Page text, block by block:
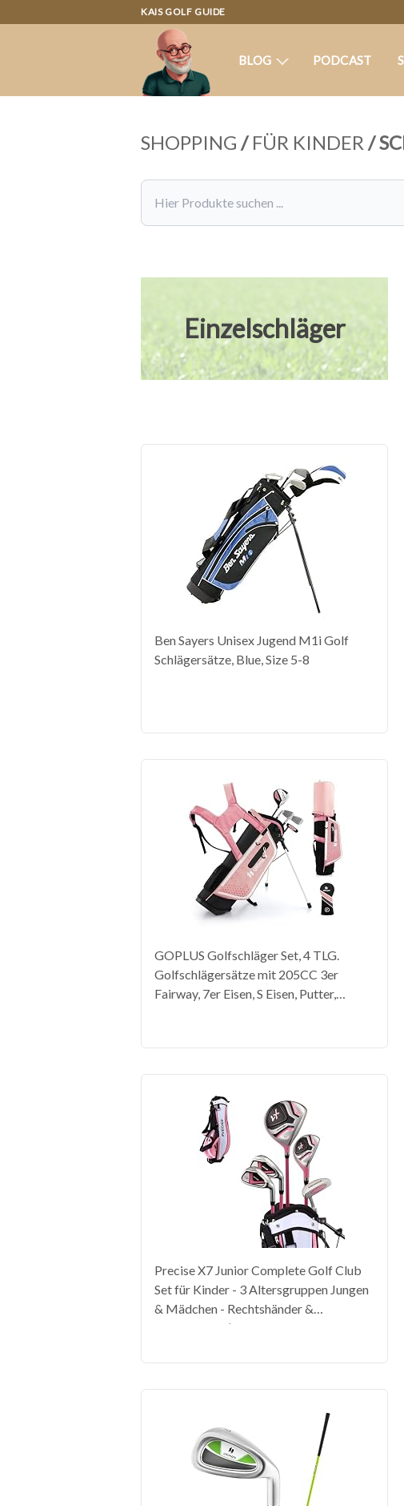
KAIS GOLF GUIDE
BLOG PODCAST
SHOPPING / FÜR KINDER /
Einzelschläger
Ben Sayers Unisex Jugend M1i Golf
Schlägersätze, Blue, Size 5-8
GOPLUS Golfschläger Set, 4 TLG.
Golfschlägersätze mit 205CC 3er
Fairway, 7er Eisen, S Eisen, Putter,
von 5-7 Jahren(Rosa)
Precise X7 Junior Complete Golf Club
Set für Kinder - 3 Altersgruppen Jungen
& Mädchen - Rechtshänder &
Linkshänder! (Pink Alter 9-12,